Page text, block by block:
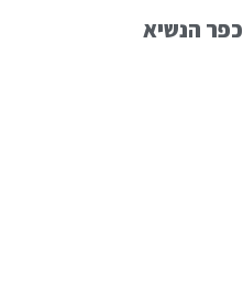
כפר הנשיא